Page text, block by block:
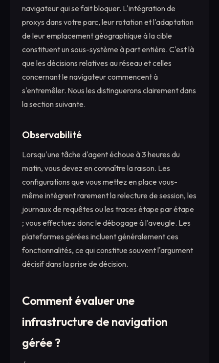
navigateur qui se fait bloquer. L'intégration de
proxys dans votre parc, leur rotation et l'adaptation
de leur emplacement géographique à la cible
constituent un sous-système à part entière. C'est là
que les décisions relatives au réseau et celles
concernant le navigateur commencent à
s'entremêler. Nous les distinguerons clairement dans
la section suivante.
Observabilité
Lorsqu'une tâche d'agent échoue à 3 heures du
matin, vous devez en connaître la raison. Les
configurations que vous mettez en place vous-
même intègrent rarement la relecture de session, les
journaux de requêtes ou les traces étape par étape
; vous effectuez donc le débogage à l'aveugle. Les
plateformes gérées incluent généralement ces
fonctionnalités, ce qui constitue souvent l'argument
décisif dans la prise de décision.
Comment évaluer une
infrastructure de navigation
gérée ?